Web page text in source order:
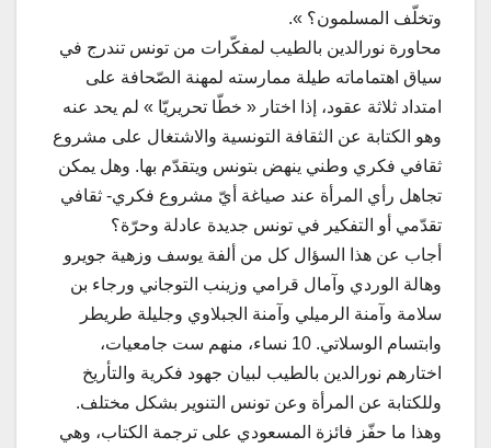
وتخلّف المسلمون؟ ».
محاورة نورالدين بالطيب لمفكّرات من تونس تندرج في
سياق اهتماماته طيلة ممارسته لمهنة الصّحافة على
امتداد ثلاثة عقود، إذا اختار « خطّا تحريريّا » لم يحد عنه
وهو الكتابة عن الثقافة التونسية والاشتغال على مشروع
ثقافي فكري وطني ينهض بتونس ويتقدّم بها. وهل يمكن
تجاهل رأي المرأة عند صياغة أيّ مشروع فكري- ثقافي
تقدّمي أو التفكير في تونس جديدة عادلة وحرّة؟
أجاب عن هذا السؤال كل من ألفة يوسف وزهية جويرو
وهالة الوردي وآمال قرامي وزينب التوجاني ورجاء بن
سلامة وآمنة الرميلي وآمنة الجبلاوي وجليلة طريطر
وابتسام الوسلاتي. 10 نساء، منهم ست جامعيات،
اختارهم نورالدين بالطيب لبيان جهود فكرية والتأريخ
وللكتابة عن المرأة وعن تونس التنوير بشكل مختلف.
وهذا ما حفّز فائزة المسعودي على ترجمة الكتاب، وهي